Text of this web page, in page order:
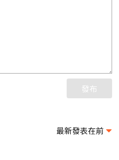
發布
最新發表在前